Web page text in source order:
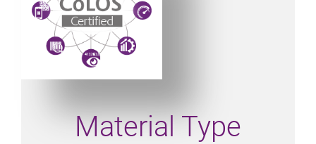
Material Type